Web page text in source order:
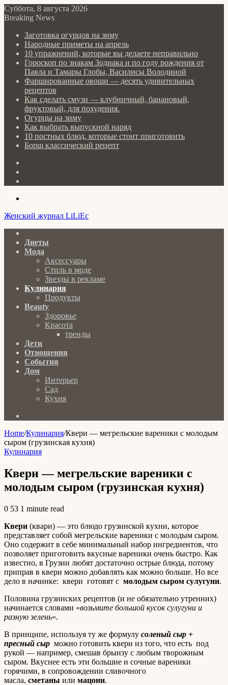
Суббота, 8 августа 2026
Breaking News
Заготовка огурцов на зиму
Народные приметы на апрель
10 упражнений, которые вы делаете неправильно
Гороскоп по знакам Зодиака и по году рождения от
Павла и Тамары Глобы, Василисы Володиной
Фаршированные овощи — десять удивительных
рецептов
Как сделать cмузи — клубничный, банановый,
фруктовый, для похудения.
Огурцы на зиму
Как выбрать выпускной наряд
10 постных блюд, которые стоит приготовить
Борщ классический рецепт
Женский журнал LiLiEc
Диеты
Мода
Аксессуары
Стиль в моде
Звезды в рекламе
Кулинария
Продукты
Beauty
Здоровье
Красота
тренды
Дети
Отношения
События
Дом
Интерьер
Сад
Кухня
Home/Кулинария/Квери — мегрельские вареники с молодым
сыром (грузинская кухня)
Кулинария
Квери — мегрельские вареники с
молодым сыром (грузинская кухня)
0 53 1 minute read
Квери (квари) — это блюдо грузинской кухни, которое
представляет собой мегрельские вареники с молодым сыром.
Оно содержит в себе минимальный набор ингредиентов, что
позволяет приготовить вкусные вареники очень быстро. Как
известно, в Грузии любят достаточно острые блюда, потому
приправ в квери можно добавлять как можно больше. Но все
дело в начинке: квери готовят с молодым сыром сулугуни.
Половина грузинских рецептов (и не обязательно утренних)
начинается словами «возьмите большой кусок сулугуни и
разную зелень«.
В принципе, используя ту же формулу соленый сыр +
пресный сыр можно готовить квери из того, что есть под
рукой — например, смешав брынзу с любым творожным
сыром. Вкуснее есть эти большие и сочные вареники
горячими, в сопровождении сливочного
масла, сметаны или мацони.